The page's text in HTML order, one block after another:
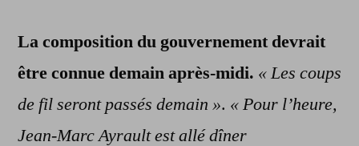
La composition du gouvernement devrait
être connue demain après-midi. « Les coups
de fil seront passés demain ». « Pour l’heure,
Jean-Marc Ayrault est allé dîner